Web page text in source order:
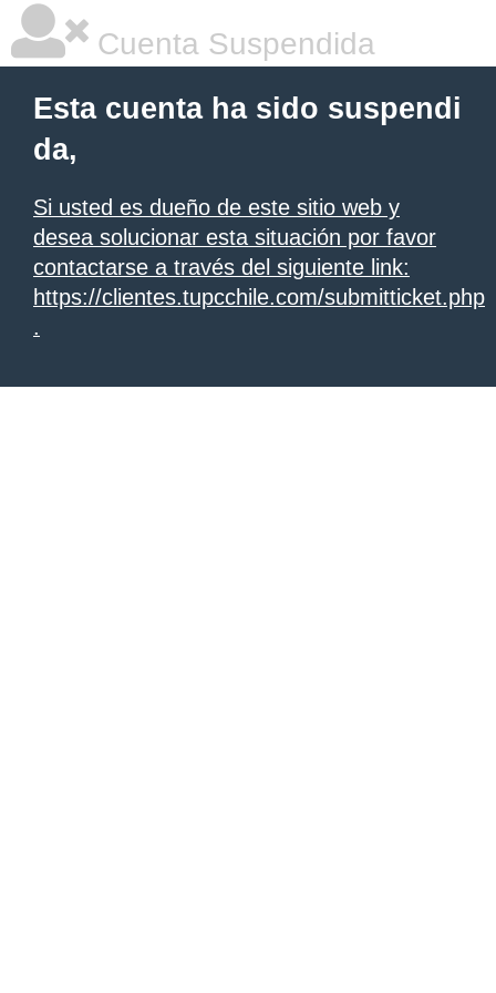
Cuenta Suspendida
Esta cuenta ha sido suspendi
da,
Si usted es dueño de este sitio web y
desea solucionar esta situación por favor
contactarse a través del siguiente link:
https://clientes.tupcchile.com/submitticket.php
.